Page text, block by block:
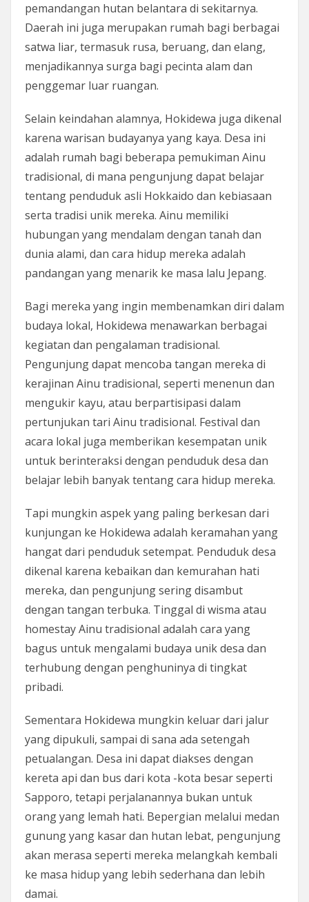
pemandangan hutan belantara di sekitarnya.
Daerah ini juga merupakan rumah bagi berbagai
satwa liar, termasuk rusa, beruang, dan elang,
menjadikannya surga bagi pecinta alam dan
penggemar luar ruangan.
Selain keindahan alamnya, Hokidewa juga dikenal
karena warisan budayanya yang kaya. Desa ini
adalah rumah bagi beberapa pemukiman Ainu
tradisional, di mana pengunjung dapat belajar
tentang penduduk asli Hokkaido dan kebiasaan
serta tradisi unik mereka. Ainu memiliki
hubungan yang mendalam dengan tanah dan
dunia alami, dan cara hidup mereka adalah
pandangan yang menarik ke masa lalu Jepang.
Bagi mereka yang ingin membenamkan diri dalam
budaya lokal, Hokidewa menawarkan berbagai
kegiatan dan pengalaman tradisional.
Pengunjung dapat mencoba tangan mereka di
kerajinan Ainu tradisional, seperti menenun dan
mengukir kayu, atau berpartisipasi dalam
pertunjukan tari Ainu tradisional. Festival dan
acara lokal juga memberikan kesempatan unik
untuk berinteraksi dengan penduduk desa dan
belajar lebih banyak tentang cara hidup mereka.
Tapi mungkin aspek yang paling berkesan dari
kunjungan ke Hokidewa adalah keramahan yang
hangat dari penduduk setempat. Penduduk desa
dikenal karena kebaikan dan kemurahan hati
mereka, dan pengunjung sering disambut
dengan tangan terbuka. Tinggal di wisma atau
homestay Ainu tradisional adalah cara yang
bagus untuk mengalami budaya unik desa dan
terhubung dengan penghuninya di tingkat
pribadi.
Sementara Hokidewa mungkin keluar dari jalur
yang dipukuli, sampai di sana ada setengah
petualangan. Desa ini dapat diakses dengan
kereta api dan bus dari kota -kota besar seperti
Sapporo, tetapi perjalanannya bukan untuk
orang yang lemah hati. Bepergian melalui medan
gunung yang kasar dan hutan lebat, pengunjung
akan merasa seperti mereka melangkah kembali
ke masa hidup yang lebih sederhana dan lebih
damai.